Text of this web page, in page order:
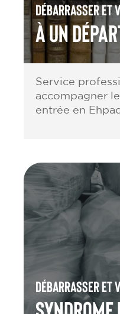
Débarrasser et
à un
Service
accompagner
entrée en Ehpad.
Débarrasser et